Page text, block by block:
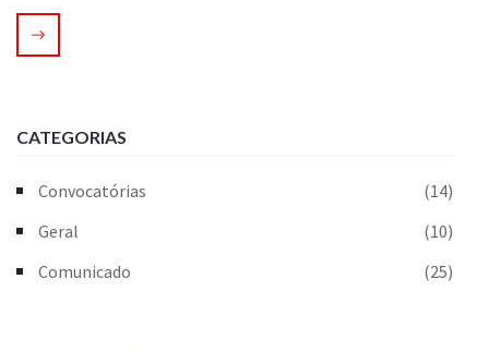
CATEGORIAS
Convocatórias
(14)
Geral
(10)
Comunicado
(25)